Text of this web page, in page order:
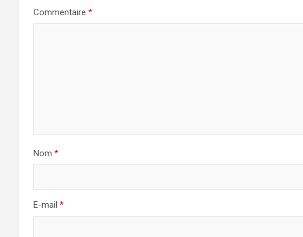
Commentaire *
Nom *
E-mail *